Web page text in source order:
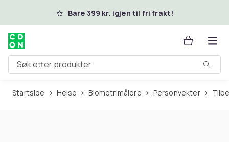
Hopp til hovedinnholdBare 399 kr. igjen til fri frakt!
Søk etter produkter
Startside Helse Biometrimålere Personvekter